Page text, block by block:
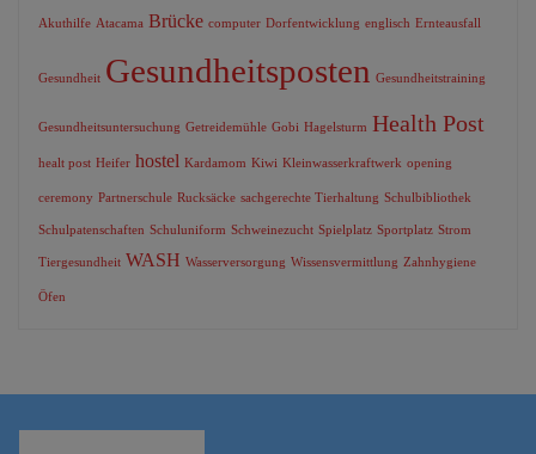
Akuthilfe Atacama Brücke computer Dorfentwicklung englisch Ernteausfall
Gesundheit Gesundheitsposten Gesundheitstraining
Gesundheitsuntersuchung Getreidemühle Gobi Hagelsturm Health Post
healt post Heifer hostel Kardamom Kiwi Kleinwasserkraftwerk opening
ceremony Partnerschule Rucksäcke sachgerechte Tierhaltung Schulbibliothek
Schulpatenschaften Schuluniform Schweinezucht Spielplatz Sportplatz Strom
Tiergesundheit WASH Wasserversorgung Wissensvermittlung Zahnhygiene
Öfen